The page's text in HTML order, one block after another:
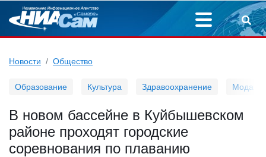
Новости Общество
Образование Культура Здравоохранение Мода
В новом бассейне в Куйбышевском
районе проходят городские
соревнования по плаванию